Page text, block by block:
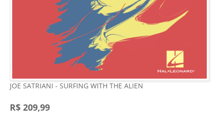
JOE SATRIANI - SURFING WITH THE ALIEN
R$ 209,99